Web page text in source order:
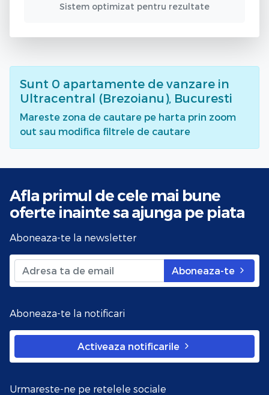
Sistem optimizat pentru rezultate
Sunt 0 apartamente de vanzare in
Ultracentral (Brezoianu), Bucuresti
Mareste zona de cautare pe harta prin zoom
out sau modifica filtrele de cautare
Afla primul de cele mai bune
oferte inainte sa ajunga pe piata
Aboneaza-te la newsletter
Aboneaza-te
Aboneaza-te la notificari
Activeaza notificarile
Urmareste-ne pe retelele sociale